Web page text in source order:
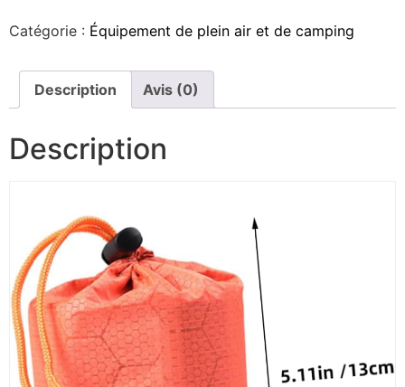
Catégorie : Équipement de plein air et de camping
Description Avis (0)
Description